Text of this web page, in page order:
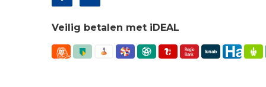
Veilig betalen met iDEAL